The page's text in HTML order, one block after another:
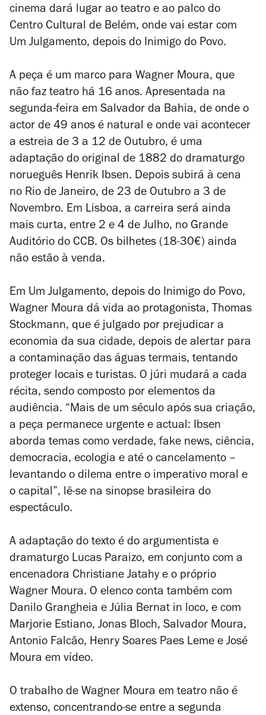
cinema dará lugar ao teatro e ao palco do
Centro Cultural de Belém, onde vai estar com
Um Julgamento, depois do Inimigo do Povo.
A peça é um marco para Wagner Moura, que
não faz teatro há 16 anos. Apresentada na
segunda-feira em Salvador da Bahia, de onde o
actor de 49 anos é natural e onde vai acontecer
a estreia de 3 a 12 de Outubro, é uma
adaptação do original de 1882 do dramaturgo
norueguês Henrik Ibsen. Depois subirá à cena
no Rio de Janeiro, de 23 de Outubro a 3 de
Novembro. Em Lisboa, a carreira será ainda
mais curta, entre 2 e 4 de Julho, no Grande
Auditório do CCB. Os bilhetes (18-30€) ainda
não estão à venda.
Em Um Julgamento, depois do Inimigo do Povo,
Wagner Moura dá vida ao protagonista, Thomas
Stockmann, que é julgado por prejudicar a
economia da sua cidade, depois de alertar para
a contaminação das águas termais, tentando
proteger locais e turistas. O júri mudará a cada
récita, sendo composto por elementos da
audiência. “Mais de um século após sua criação,
a peça permanece urgente e actual: Ibsen
aborda temas como verdade, fake news, ciência,
democracia, ecologia e até o cancelamento –
levantando o dilema entre o imperativo moral e
o capital”, lê-se na sinopse brasileira do
espectáculo.
A adaptação do texto é do argumentista e
dramaturgo Lucas Paraizo, em conjunto com a
encenadora Christiane Jatahy e o próprio
Wagner Moura. O elenco conta também com
Danilo Grangheia e Júlia Bernat in loco, e com
Marjorie Estiano, Jonas Bloch, Salvador Moura,
Antonio Falcão, Henry Soares Paes Leme e José
Moura em vídeo.
O trabalho de Wagner Moura em teatro não é
extenso, concentrando-se entre a segunda